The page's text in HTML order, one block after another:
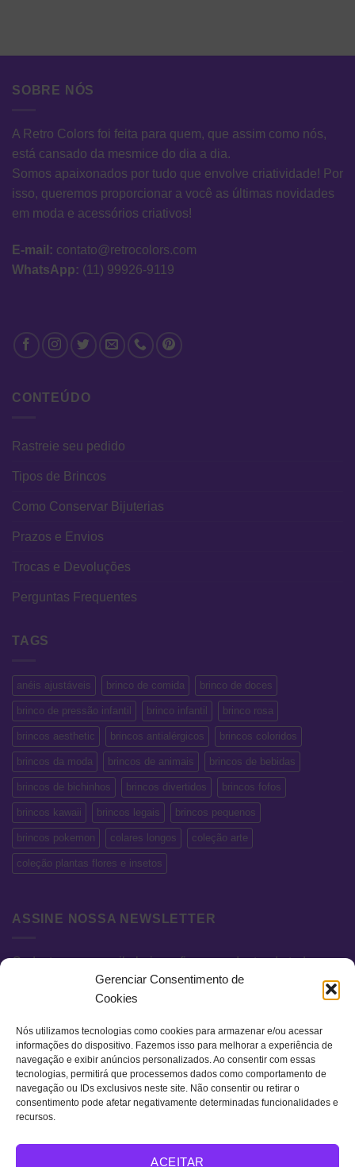
Gerenciar Consentimento de
Cookies
Nós utilizamos tecnologias como cookies para armazenar e/ou acessar
informações do dispositivo. Fazemos isso para melhorar a experiência de
navegação e exibir anúncios personalizados. Ao consentir com essas
tecnologias, permitirá que processemos dados como comportamento de
navegação ou IDs exclusivos neste site. Não consentir ou retirar o
consentimento pode afetar negativamente determinadas funcionalidades e
recursos.
ACEITAR
SOBRE NÓS
A Retro Colors foi feita para quem, que assim como nós,
está cansado da mesmice do dia a dia.
Somos apaixonados por tudo que envolve criatividade! Por
isso, queremos proporcionar a você as últimas novidades
em moda e acessórios criativos!
E-mail: contato@retrocolors.com
WhatsApp: (11) 99926-9119
CONTEÚDO
Rastreie seu pedido
Tipos de Brincos
Como Conservar Bijuterias
Prazos e Envios
Trocas e Devoluções
Perguntas Frequentes
TAGS
anéis ajustáveis brinco de comida brinco de doces
brinco de pressão infantil brinco infantil brinco rosa
brincos aesthetic brincos antialérgicos brincos coloridos
brincos da moda brincos de animais brincos de bebidas
brincos de bichinhos brincos divertidos brincos fofos
brincos kawaii brincos legais brincos pequenos
brincos pokemon colares longos coleção arte
coleção plantas flores e insetos
ASSINE NOSSA NEWSLETTER
Cadastre seu e-mail abaixo e fique por dentro de todas as
novidades e promoções exclusivas.
Visa MasterCard